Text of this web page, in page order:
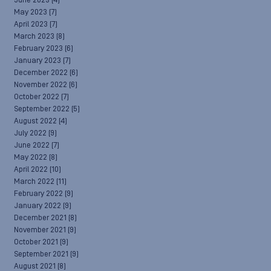
May 2023 (7)
April 2023 (7)
March 2023 (8)
February 2023 (6)
January 2023 (7)
December 2022 (6)
November 2022 (6)
October 2022 (7)
September 2022 (5)
August 2022 (4)
July 2022 (9)
June 2022 (7)
May 2022 (8)
April 2022 (10)
March 2022 (11)
February 2022 (9)
January 2022 (9)
December 2021 (8)
November 2021 (9)
October 2021 (9)
September 2021 (9)
August 2021 (8)